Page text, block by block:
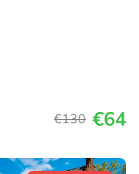
€130 €64